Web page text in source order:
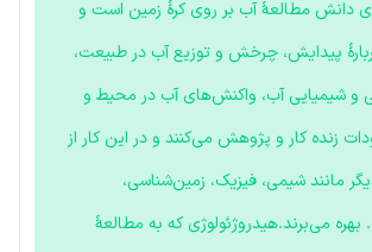
دانش مطالعهٔ آب بر روی کرهٔ زمین است و
پیدایش، چرخش و توزیع آب در طبیعت،
و شیمیایی آب، واکنش‌های آب در محیط و
زنده کار و پژوهش می‌کنند و در این کار از
مانند شیمی، فیزیک، زمین‌شناسی،
می‌برند.هیدروژئولوژی که به مطالعهٔ